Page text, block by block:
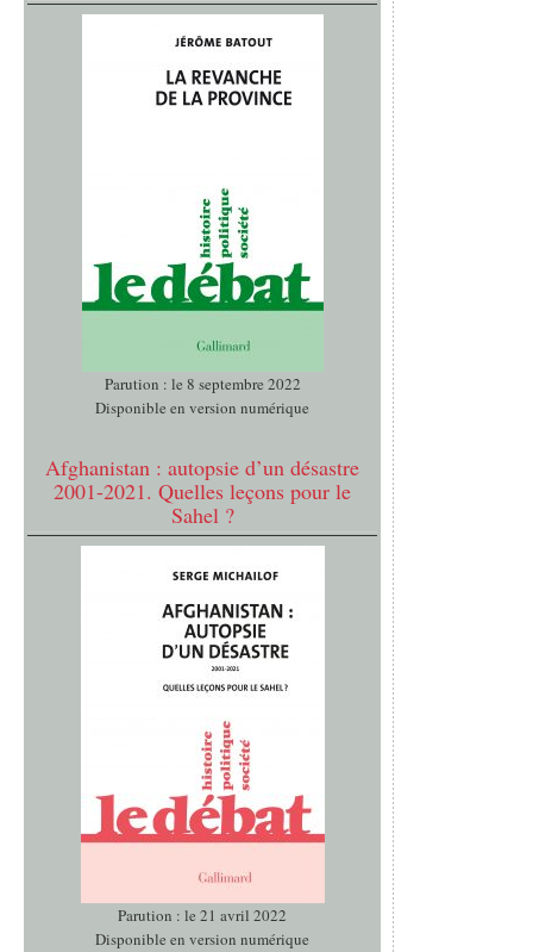
Parution : le 8 septembre 2022
Disponible en version numérique
Afghanistan : autopsie d’un désastre
2001-2021. Quelles leçons pour le
Sahel ?
Parution : le 21 avril 2022
Disponible en version numérique